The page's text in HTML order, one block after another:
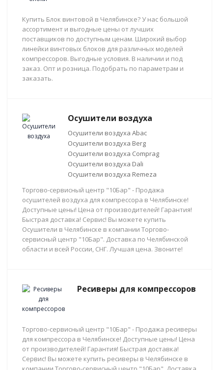
Купить Блок винтовой в Челябинске? У нас большой
ассортимент и выгодные цены от лучших
поставщиков по доступным ценам. Широкий выбор
линейки винтовых блоков для различных моделей
компрессоров. Выгодные условия. В наличии и под
заказ. Опт и розница. Подобрать по параметрам и
заказать.
Осушители воздуха
Осушители воздуха Abac
Осушители воздуха Berg
Осушители воздуха Comprag
Осушители воздуха Dali
Осушители воздуха Remeza
Торгово-сервисный центр "10Бар" - Продажа
осушителей воздуха для компрессора в Челябинске!
Доступные цены! Цена от производителей! Гарантия!
Быстрая доставка! Сервис! Вы можете купить
Осушители в Челябинске в компании Торгово-
сервисный центр "10Бар". Доставка по Челябинской
области и всей России, СНГ. Лучшая цена. Звоните!
Ресиверы для компрессоров
Торгово-сервисный центр "10Бар" - Продажа ресиверы
для компрессора в Челябинске! Доступные цены! Цена
от производителей! Гарантия! Быстрая доставка!
Сервис! Вы можете купить ресиверы в Челябинске в